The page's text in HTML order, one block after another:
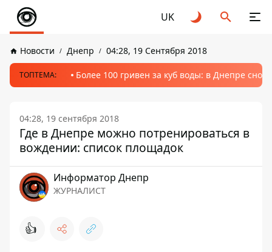
UK
Новости Днепр 04:28, 19 Сентября 2018
ТОПТЕМА: Более 100 гривен за куб воды: в Днепре
04:28, 19 сентября 2018
Где в Днепре можно потренироваться в
вождении: список площадок
Информатор Днепр
ЖУРНАЛИСТ
👍